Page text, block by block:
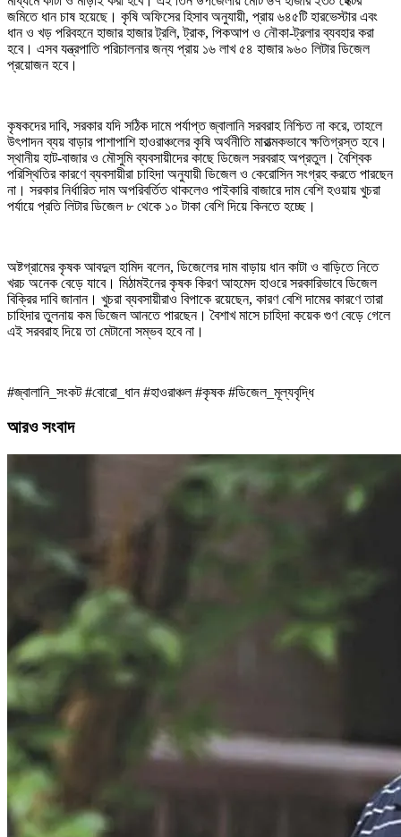
জমিতে ধান চাষ হয়েছে। কৃষি অফিসের হিসাব অনুযায়ী, প্রায় ৬৪৫টি হারভেস্টার এবং
ধান ও খড় পরিবহনে হাজার হাজার ট্রলি, ট্রাক, পিকআপ ও নৌকা-ট্রলার ব্যবহার করা
হবে। এসব যন্ত্রপাতি পরিচালনার জন্য প্রায় ১৬ লাখ ৫৪ হাজার ৯৬০ লিটার ডিজেল
প্রয়োজন হবে।
কৃষকদের দাবি, সরকার যদি সঠিক দামে পর্যাপ্ত জ্বালানি সরবরাহ নিশ্চিত না করে, তাহলে
উৎপাদন ব্যয় বাড়ার পাশাপাশি হাওরাঞ্চলের কৃষি অর্থনীতি মারাত্মকভাবে ক্ষতিগ্রস্ত হবে।
স্থানীয় হাট-বাজার ও মৌসুমি ব্যবসায়ীদের কাছে ডিজেল সরবরাহ অপ্রতুল। বৈশ্বিক
পরিস্থিতির কারণে ব্যবসায়ীরা চাহিদা অনুযায়ী ডিজেল ও কেরোসিন সংগ্রহ করতে পারছেন
না। সরকার নির্ধারিত দাম অপরিবর্তিত থাকলেও পাইকারি বাজারে দাম বেশি হওয়ায় খুচরা
পর্যায়ে প্রতি লিটার ডিজেল ৮ থেকে ১০ টাকা বেশি দিয়ে কিনতে হচ্ছে।
অষ্টগ্রামের কৃষক আবদুল হামিদ বলেন, ডিজেলের দাম বাড়ায় ধান কাটা ও বাড়িতে নিতে
খরচ অনেক বেড়ে যাবে। মিঠামইনের কৃষক কিরণ আহমেদ হাওরে সরকারিভাবে ডিজেল
বিক্রির দাবি জানান। খুচরা ব্যবসায়ীরাও বিপাকে রয়েছেন, কারণ বেশি দামের কারণে তারা
চাহিদার তুলনায় কম ডিজেল আনতে পারছেন। বৈশাখ মাসে চাহিদা কয়েক গুণ বেড়ে গেলে
এই সরবরাহ দিয়ে তা মেটানো সম্ভব হবে না।
#জ্বালানি_সংকট #বোরো_ধান #হাওরাঞ্চল #কৃষক #ডিজেল_মূল্যবৃদ্ধি
আরও সংবাদ